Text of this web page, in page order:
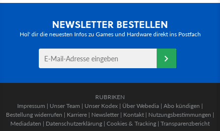
NEWSLETTER BESTELLEN
Hol' dir die neuesten Infos zu Games und Hardware direkt ins Postfach
RUBRIKEN
Impressum | Unser Team | Unser Kodex | Über Webedia | Abo kündigen |
Bestellung widerrufen | Karriere | Newsletter | Kontakt | Nutzungsbestimmungen |
Mediadaten | Datenschutzerklärung | Cookies & Tracking | Transparenzbericht